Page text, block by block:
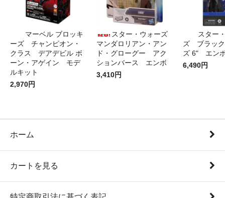
マーベル ブロッキ
ーズ チャンピオン・
クラス デアデビル ボ
ーン・アゲイン モデ
ルキット
2,970円
スター・ウォーズ
マンダロリアン・アン
ド・グローグー アク
ションバース エンボ
3,410円
スター
ズ ブラック
ズ 6" エン
6,490円
ホーム
カートを見る